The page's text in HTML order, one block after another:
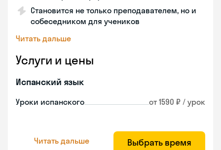
Становится не только преподавателем, но и
собеседником для учеников
Читать дальше
Услуги и цены
Испанский язык
Уроки испанского от 1590 ₽ / урок
Читать дальше Выбрать время